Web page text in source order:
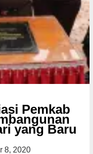
Pemkab
yang Baru
8, 2020o